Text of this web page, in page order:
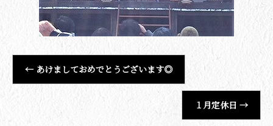
← あけましておめでとうございます◎
１月定休日 →